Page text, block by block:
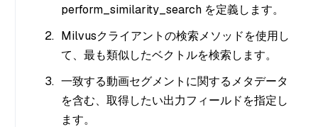
perform_similarity_search を定義します。
Milvusクライアントの検索メソッドを使用し
て、最も類似したベクトルを検索します。
一致する動画セグメントに関するメタデータ
を含む、取得したい出力フィールドを指定し
ます。